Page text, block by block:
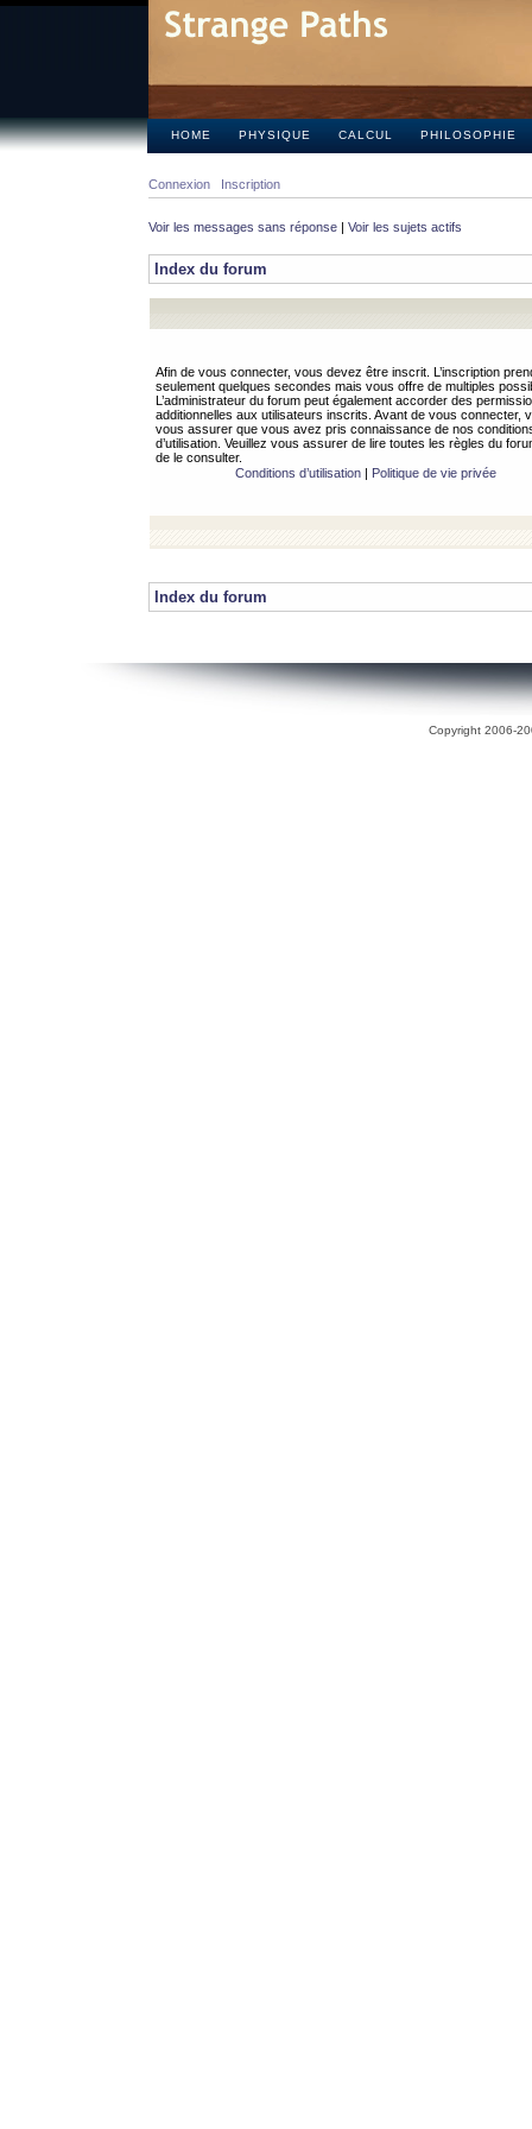
HOME PHYSIQUE CALCUL PHILOSOPHIE
Connexion Inscription
Voir les messages sans réponse | Voir les sujets actifs
Index du forum
Afin de vous connecter, vous devez être inscrit. L’inscription
seulement quelques secondes mais vous offre de multiples
L’administrateur du forum peut également accorder des
additionnelles aux utilisateurs inscrits. Avant de vous connecter,
vous assurer que vous avez pris connaissance de nos
d’utilisation. Veuillez vous assurer de lire toutes les règles du
de le consulter.
Conditions d’utilisation| Politique de vie privée
Index du forum
Copyright 2006-